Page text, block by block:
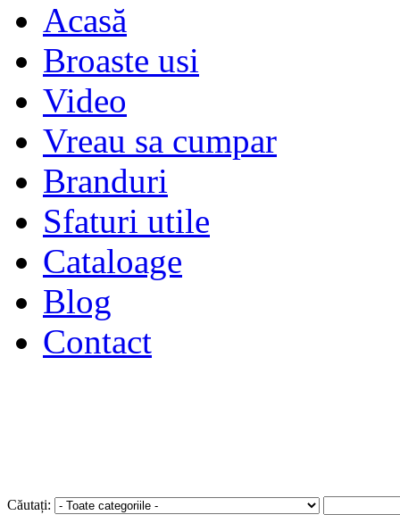
Acasă
Broaste usi
Video
Vreau sa cumpar
Branduri
Sfaturi utile
Cataloage
Blog
Contact
Căutați: